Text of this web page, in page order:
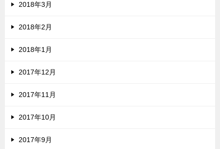
2018年3月
2018年2月
2018年1月
2017年12月
2017年11月
2017年10月
2017年9月